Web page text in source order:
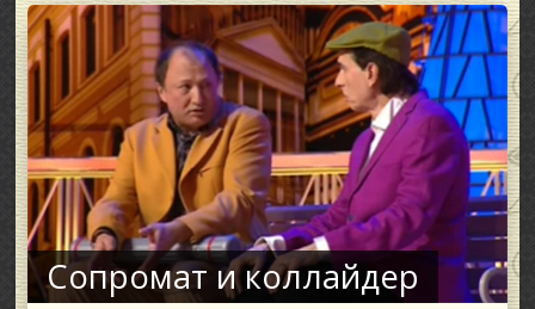
Сопромат и коллайдер